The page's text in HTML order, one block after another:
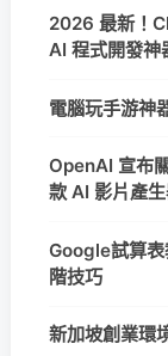
2026 最新！
AI 程式開發神
電腦玩手游神
OpenAI 宣布
款 AI 影片產
Google試算
階技巧
新加坡創業環